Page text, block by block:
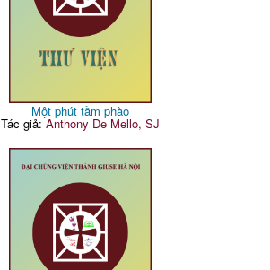
Một phút tầm phào
Tác giả:Anthony De Mello, SJ